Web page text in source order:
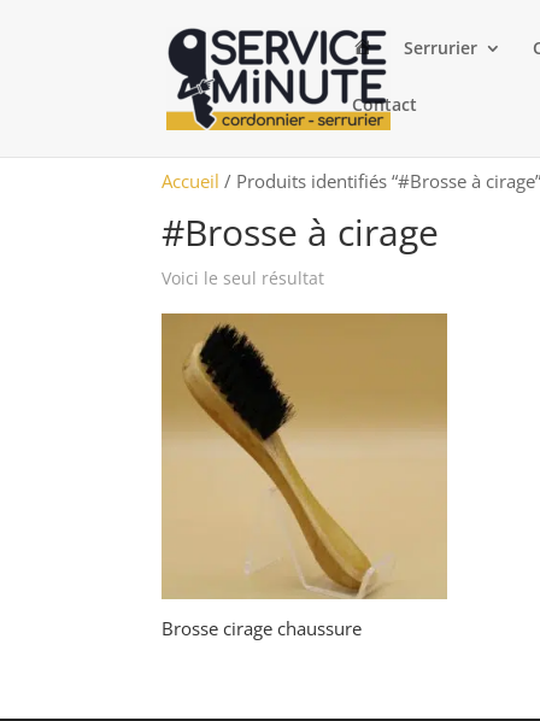
A
c
c
u
e
i
Serrurier
Contact
Accueil / Produits identifiés “#Brosse à
#Brosse à cirage
Voici le seul résultat
Brosse cirage chaussure